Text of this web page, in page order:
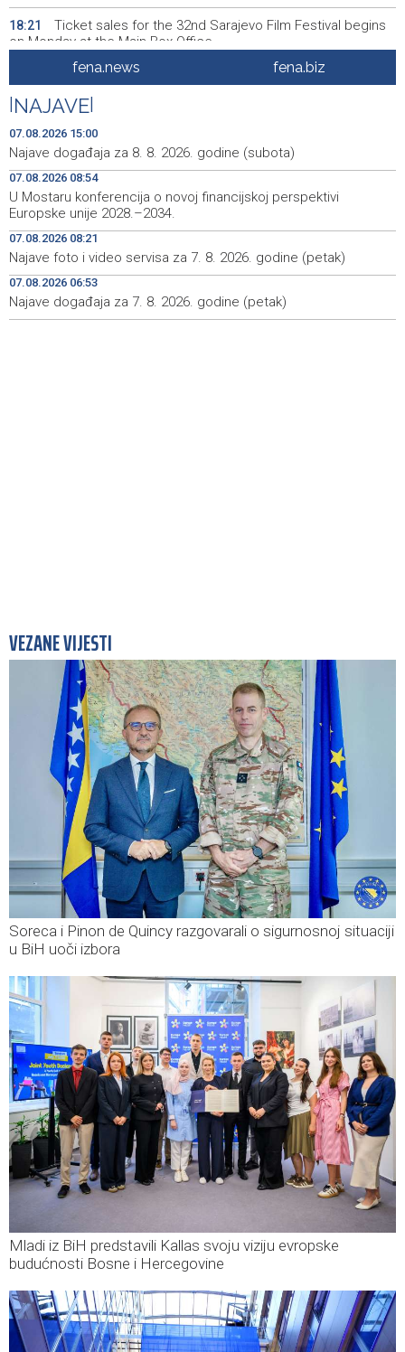
18:21
Ticket sales for the 32nd Sarajevo Film Festival begins
on Monday at the Main Box Office
Sarajevo Film Festival predstavlja programe Kinoscope i
Kinoscope Surreal
18:19 Obilježena 34. godišnjica stradanja Bošnjaka Botonjića
18:18
BiH Armed Forces helicopter continues firefighting
operations in the Konjic area
18:01
Kanali bez gužvi - Pet evropskih gradova kao alternativa
Veneciji i Amsterdamu
17:49
U općini Grude izbio požar na više od 40 hektara, na
terenu vatrogasci i Air Tractori
17:39
U ponedjeljak počinje prodaja ulaznica za SFF u
fena.news fena.biz
NAJAVE
07.08.2026 15:00
Najave događaja za 8. 8. 2026. godine (subota)
07.08.2026 08:54
U Mostaru konferencija o novoj financijskoj perspektivi
Europske unije 2028.–2034.
07.08.2026 08:21
Najave foto i video servisa za 7. 8. 2026. godine (petak)
07.08.2026 06:53
Najave događaja za 7. 8. 2026. godine (petak)
VEZANE VIJESTI
Soreca i Pinon de Quincy razgovarali o sigurnosnoj situaciji
u BiH uoči izbora
Mladi iz BiH predstavili Kallas svoju viziju evropske
budućnosti Bosne i Hercegovine